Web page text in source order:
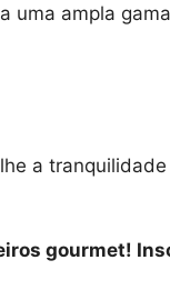
ampla
a
gourmet!